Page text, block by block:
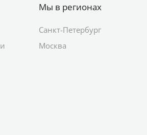
Мы в регионах
Санкт-Петербург
Москва